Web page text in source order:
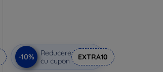
-10%
Reducere
cu cupon
EXTRA10